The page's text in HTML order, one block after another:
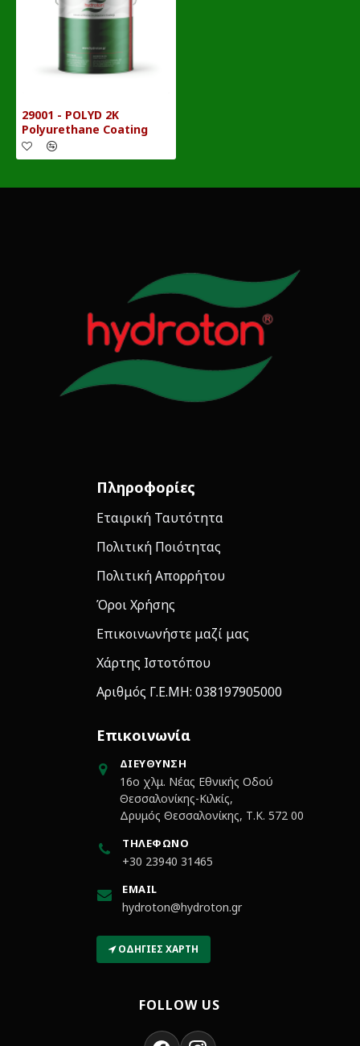
29001 - POLYD 2K
Polyurethane Coating
Πληροφορίες
Εταιρική Ταυτότητα
Πολιτική Ποιότητας
Πολιτική Απορρήτου
Όροι Χρήσης
Επικοινωνήστε μαζί μας
Χάρτης Ιστοτόπου
Αριθμός Γ.Ε.ΜΗ: 038197905000
Επικοινωνία
ΔΙΕΎΘΥΝΣΗ
16ο χλμ. Νέας Εθνικής Οδού
Θεσσαλονίκης-Κιλκίς,
Δρυμός Θεσσαλονίκης, Τ.Κ. 572 00
ΤΗΛΈΦΩΝΟ
+30 23940 31465
EMAIL
hydroton@hydroton.gr
ΟΔΗΓΊΕΣ ΧΆΡΤΗ
FOLLOW US